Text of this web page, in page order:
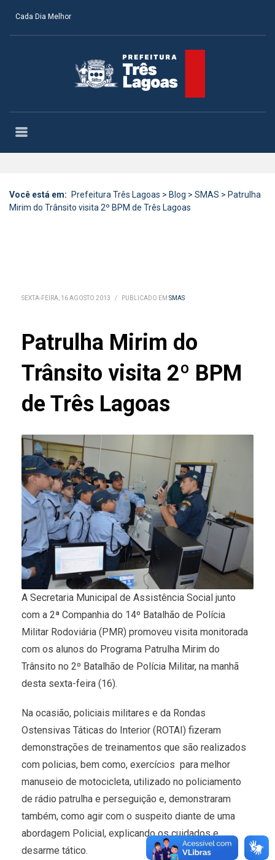
Cada Dia Melhor
Você está em: Prefeitura Três Lagoas > Blog > SMAS > Patrulha
Mirim do Trânsito visita 2º BPM de Três Lagoas
SEXTA-FEIRA, 16 AGOSTO 2013 / PUBLICADO EM SMAS
Patrulha Mirim do
Trânsito visita 2º BPM
de Três Lagoas
A Secretaria Municipal de Assistência Social junto
com a 2ª Companhia do 14º Batalhão de Polícia
Militar Rodoviária (PMR) promoveu visita monitorada
com os alunos do Programa Patrulha Mirim do
Trânsito no 2º Batalhão de Polícia Militar, na manhã
desta sexta-feira (16).
Na ocasião, policiais militares e da Rondas
Ostensivas Táticas do Interior (ROTAI) fizeram
demonstrações de treinamentos que são realizados
com policias, bem como, exercícios para melhor
manuseio de motocicleta, utilizado no policiamento
de rádio patrulha e perseguição e, demonstraram
também, como agir com o suspeito diante de uma
abordagem Policial, explicando os cuidados e
desarme tático.